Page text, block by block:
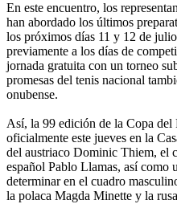
En este encuentro, los
han abordado los últimos
los próximos días 11 y 12 de
previamente a los días de
jornada gratuita con un torneo
promesas del tenis nacional
onubense.
Así, la 99 edición de la Copa del
oficialmente este jueves en la
del austriaco Dominic Thiem, el
español Pablo Llamas, así como
determinar en el cuadro
la polaca Magda Minette y la